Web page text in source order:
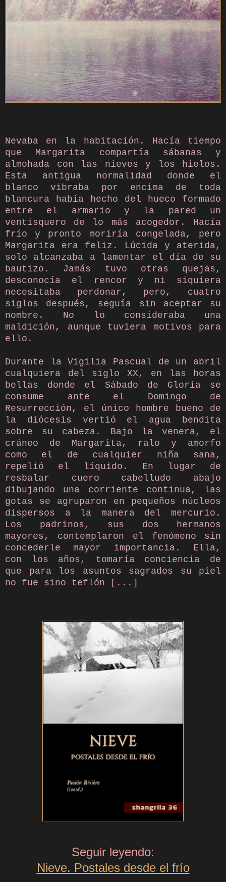
Nevaba en la habitación. Hacía tiempo
que Margarita compartía sábanas y
almohada con las nieves y los hielos.
Esta antigua normalidad donde el
blanco vibraba por encima de toda
blancura había hecho del hueco formado
entre el armario y la pared un
ventisquero de lo más acogedor. Hacía
frío y pronto moriría congelada, pero
Margarita era feliz. Lúcida y aterida,
solo alcanzaba a lamentar el día de su
bautizo. Jamás tuvo otras quejas,
desconocía el rencor y ni siquiera
necesitaba perdonar, pero, cuatro
siglos después, seguía sin aceptar su
nombre. No lo consideraba una
maldición, aunque tuviera motivos para
ello.
Durante la Vigilia Pascual de un abril
cualquiera del siglo XX, en las horas
bellas donde el Sábado de Gloria se
consume ante el Domingo de
Resurrección, el único hombre bueno de
la diócesis vertió el agua bendita
sobre su cabeza. Bajo la venera, el
cráneo de Margarita, ralo y amorfo
como el de cualquier niña sana,
repelió el líquido. En lugar de
resbalar cuero cabelludo abajo
dibujando una corriente continua, las
gotas se agruparon en pequeños núcleos
dispersos a la manera del mercurio.
Los padrinos, sus dos hermanos
mayores, contemplaron el fenómeno sin
concederle mayor importancia. Ella,
con los años, tomaría conciencia de
que para los asuntos sagrados su piel
no fue sino teflón [...]
Seguir leyendo:
Nieve. Postales desde el frío